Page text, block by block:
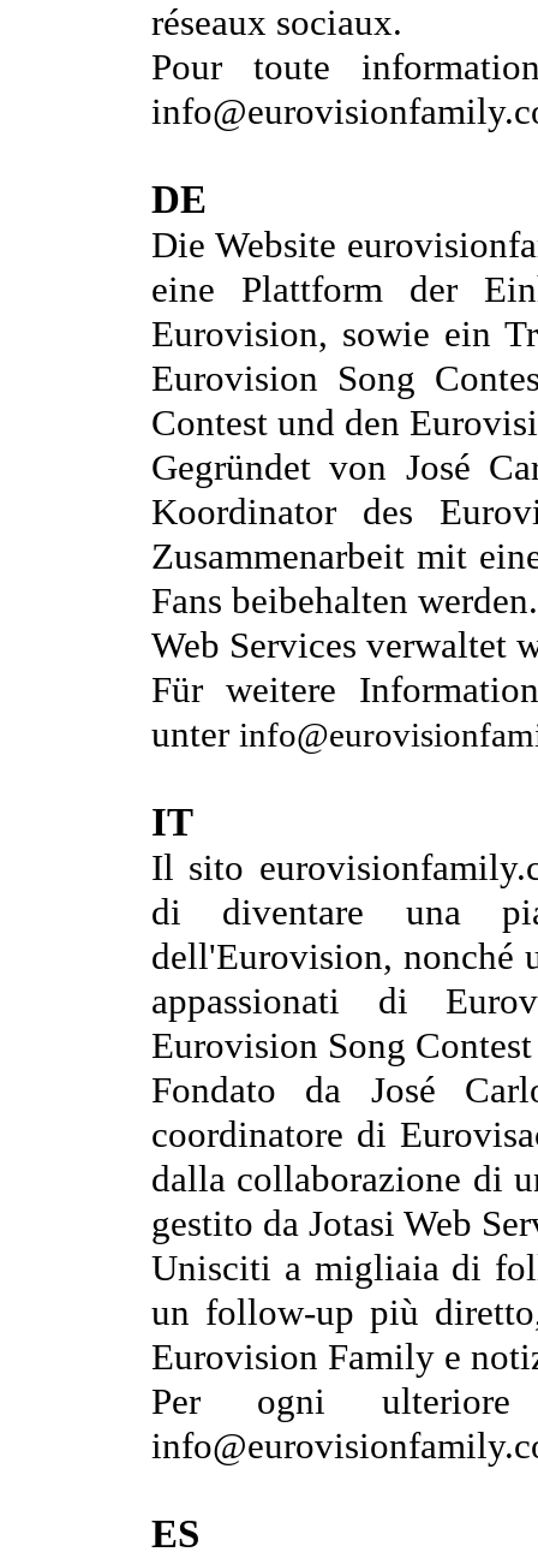
réseaux sociaux.
Pour toute
DE
Die Website
eine Plattform der
Eurovision, sowie ein
Eurovision Song
Contest und den
Gegründet von José
Koordinator des
Zusammenarbeit mit
Fans beibehalten
Web Services verwaltet
Für weitere
unter
IT
Il sito
di diventare una
dell'Eurovision,
appassionati di
Eurovision Song
Fondato da José
coordinatore di
dalla collaborazione di
gestito da Jotasi Web
Unisciti a migliaia di
un follow-up più
Eurovision Family e
Per ogni ulteriore
ES